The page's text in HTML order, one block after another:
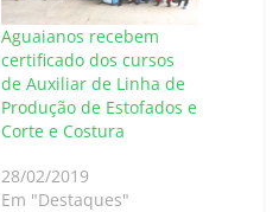
Aguaianos recebem
certificado dos cursos
de Auxiliar de Linha de
Produção de Estofados e
Corte e Costura
28/02/2019
Em "Destaques"